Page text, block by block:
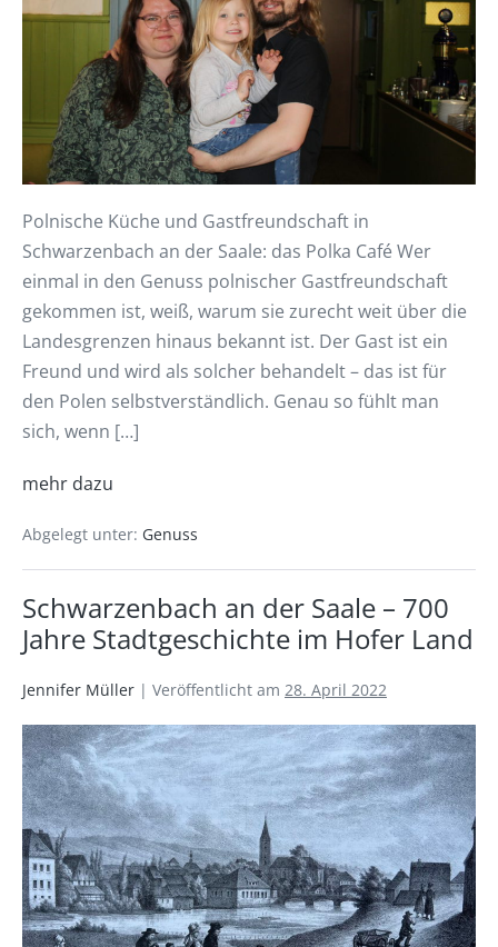
Polnische Küche und Gastfreundschaft in
Schwarzenbach an der Saale: das Polka Café Wer
einmal in den Genuss polnischer Gastfreundschaft
gekommen ist, weiß, warum sie zurecht weit über die
Landesgrenzen hinaus bekannt ist. Der Gast ist ein
Freund und wird als solcher behandelt – das ist für
den Polen selbstverständlich. Genau so fühlt man
sich, wenn […]
mehr dazu
Abgelegt unter: Genuss
Schwarzenbach an der Saale – 700
Jahre Stadtgeschichte im Hofer Land
Jennifer Müller | Veröffentlicht am 28. April 2022